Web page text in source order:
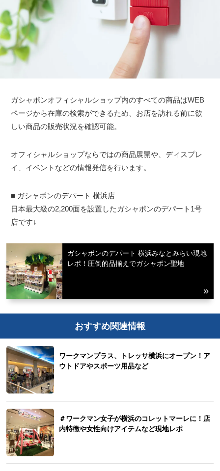
ガシャポンオフィシャルショップ内のすべての商品はWEB
ページから在庫の検索ができるため、お店を訪れる前に欲
しい商品の販売状況を確認可能。
オフィシャルショップならではの商品展開や、ディスプレ
イ、イベントなどの情報発信を行います。
■ ガシャポンのデパート 横浜店
日本最大級の2,200面を設置したガシャポンのデパート1号
店です↓
ガシャポンのデパート 横浜みなとみらい現地
レポ！圧倒的品揃えでガシャポン聖地
おすすめ関連情報
ワークマンプラス、トレッサ横浜にオープン！ア
ウトドアやスポーツ用品など
＃ワークマン女子が横浜のコレットマーレに！店
内特徴や女性向けアイテムなど現地レポ